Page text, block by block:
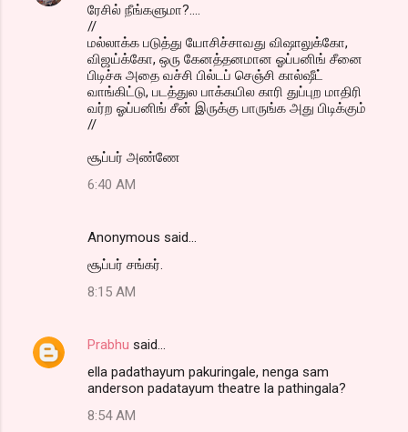
ரேசில் நீங்களுமா?....
//
மல்லாக்க படுத்து யோசிச்சாவது விஷாலுக்கோ,
விஜய்க்கோ, ஒரு கேனத்தனமான ஓப்பனிங் சீனை
பிடிச்சு அதை வச்சி பில்டப் செஞ்சி கால்ஷீட்
வாங்கிட்டு, படத்துல பாக்கயில காரி துப்புற மாதிரி
வர்ற ஓப்பனிங் சீன் இருக்கு பாருங்க அது பிடிக்கும்
//
சூப்பர் அண்ணே
6:40 AM
Anonymous said…
சூப்பர் சங்கர்.
8:15 AM
Prabhu said…
ella padathayum pakuringale, nenga sam
anderson padatayum theatre la pathingala?
8:54 AM